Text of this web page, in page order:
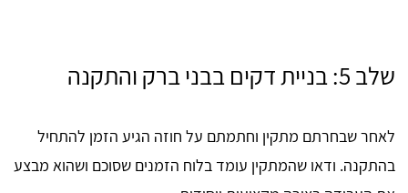
שלב 5: בניית דקים בבני ברק והתקנה
לאחר שבחרתם מתקין וחתמתם על חוזה הגיע הזמן להתחיל
בהתקנה. ודאו שהמתקין עומד בלוח הזמנים שסוכם ושהוא מבצע